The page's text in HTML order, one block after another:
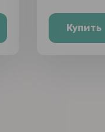
Купить